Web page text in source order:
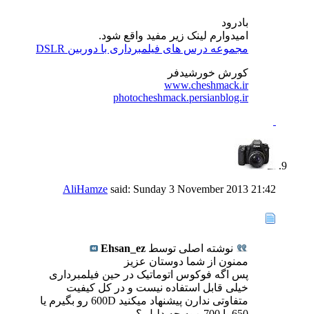
بادرود
امیدوارم لینک زیر مفید واقع شود.
مجموعه درس های فیلمبرداری با دوربین DSLR
كورش خورشیدفر
www.cheshmack.ir
photocheshmack.persianblog.ir
AliHamze said: Sunday 3 November 2013 21:42
نوشته اصلی توسط Ehsan_ez
ممنون از شما دوستان عزیز
پس اگه فوکوس اتوماتیک در حین فیلمبرداری
خیلی قابل استفاده نیست و در کل کیفیت
متفاوتی ندارن پیشنهاد میکنید 600D رو بگیرم یا